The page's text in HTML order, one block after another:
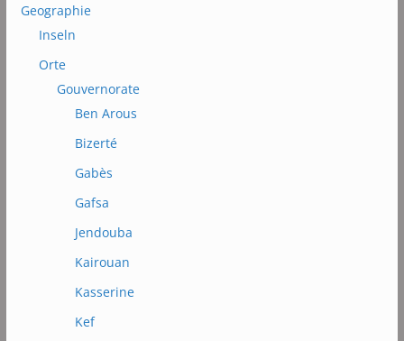
Geographie
Inseln
Orte
Gouvernorate
Ben Arous
Bizerté
Gabès
Gafsa
Jendouba
Kairouan
Kasserine
Kef